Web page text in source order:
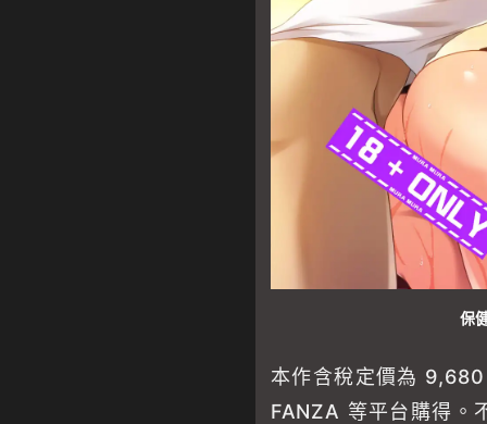
保
本作含稅定價為
FANZA 等平台購得。